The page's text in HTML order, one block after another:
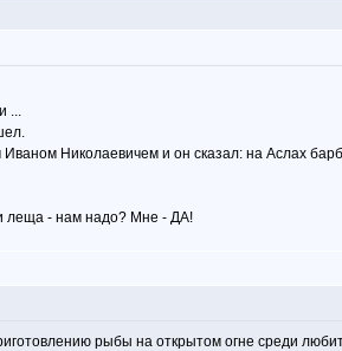
...
Николаевичем и он сказал: на Аслах
леща - нам надо? Мне - ДА!
рыбы на открытом огне среди